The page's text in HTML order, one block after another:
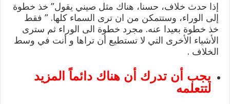
إذا حدث خلاف، حسنا، هناك مثل صيني يقول” خذ خطوة
إلى الوراء، وستتمكن من ان ترى السماء كلها. ” فقط
خذ خطوة بعيدا عنه. مجرد خطوة الى الوراء ثم سترى
الأشياء الأخرى التي لا تستطيع أن تراها و أنت في وسط
الخلاف .
يجب أن تدرك أن هناك دائماً المزيد
لتتعلمه